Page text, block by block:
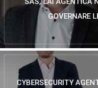
GOVERNARE
CYBERSECURITY